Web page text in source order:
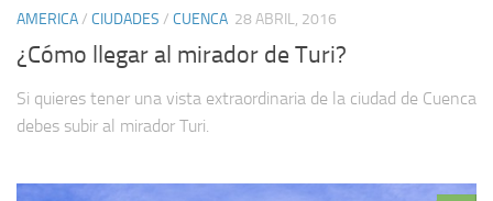
AMERICA/ CIUDADES / CUENCA 28 ABRIL, 2016
¿Cómo llegar al mirador de Turi?
Si quieres tener una vista extraordinaria de la ciudad de Cuenca
debes subir al mirador Turi.